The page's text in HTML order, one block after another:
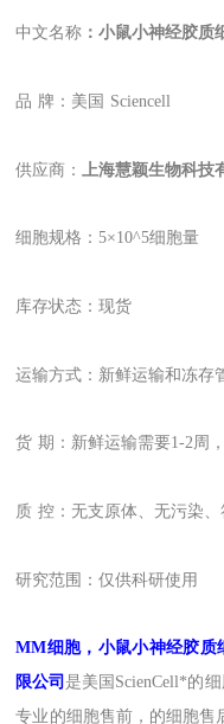
中文名称 ：小鼠小神经胶质
品 牌：美国 Sciencell
供应商： 上海慧颖生物科技
细胞规格： 5×10^5细胞量
库存状态：现货
运输方式：新鲜运输和冻存
货 期：新鲜运输需要1-2周
质 控：无支原体、无污染
研究范围：仅供科研使用
MM细胞，小鼠小神经胶质
限公司 是美国 ScienCell*的
专业的细胞售前，的细胞售